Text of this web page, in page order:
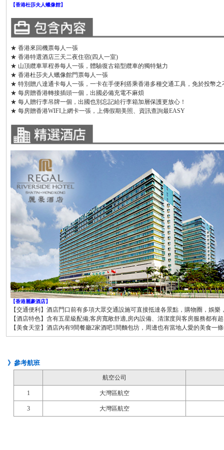
【香港杜莎夫人蠟像館】
★ 香港來回機票每人一張
★ 香港特選酒店三天二夜住宿(四人一室)
★ 山頂纜車單程券每人一張，體驗復古箱型纜車的獨特魅力
★ 香港杜莎夫人蠟像館門票每人一張
★ 特別贈八達通卡每人一張，一卡在手便利搭乘香港多種交通工具，免於投幣之
★ 每房贈香港轉接插頭一個，出國必備充電不麻煩
★ 每人贈行李吊牌一個，出國也別忘記給行李箱加層保護更放心！
★ 每房贈香港WIFI上網卡一張，上傳假期美照、資訊查詢最EASY
【香港麗豪酒店】
【交通便利】酒店門口前有多項大眾交通設施可直接抵達各景點，購物圈，娛樂
【酒店特色】含有五星級配備;客房寬敞舒適,房內設備、清潔度與客房服務都有
【美食天堂】酒店內有9間餐廳2家酒吧1間麵包坊，周邊也有當地人愛的美食一
》參考航班
航空公司
1 大灣區航空
3 大灣區航空